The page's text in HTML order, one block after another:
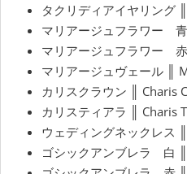
タクリディアイヤリング
マリアージュフラワー
マリアージュフラワー
マリアージュヴェール ║
カリスクラウン ║ Charis
カリスティアラ ║ Charis
ウェディングネックレス
ゴシックアンブレラ 白